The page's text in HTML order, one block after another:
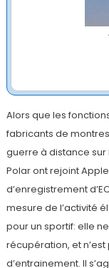
Alors que les
fabricants de
guerre à distance sur
Polar ont rejoint
d’enregistrement
mesure de l’activité
pour un sportif: elle
récupération, et
d’entrainement. Il